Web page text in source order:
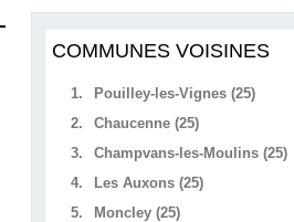
COMMUNES VOISINES
1.
Pouilley-les-Vignes (25)
2.
Chaucenne (25)
3.
Champvans-les-Moulins (25)
4.
Les Auxons (25)
5.
Moncley (25)